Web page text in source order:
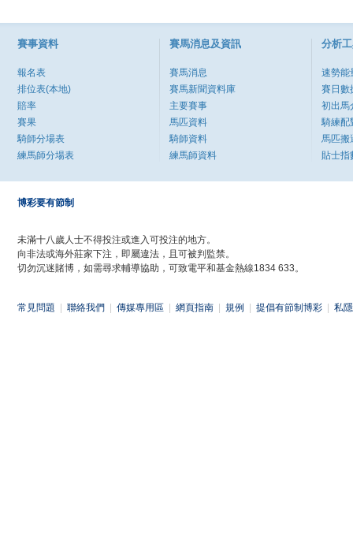
賽事資料
報名表
排位表(本地)
賠率
賽果
騎師分場表
練馬師分場表
賽馬消息及資訊
賽馬消息
賽馬新聞資料庫
主要賽事
馬匹資料
騎師資料
練馬師資料
分析
速勢能
賽日數
初出馬
騎練配
馬匹搬
貼士指
博彩要有節制
未滿十八歲人士不得投注或進入可投注的地方。
向非法或海外莊家下注，即屬違法，且可被判監禁。
切勿沉迷賭博，如需尋求輔導協助，可致電平和基金熱線1834 633。
常見問題 聯絡我們 傳媒專用區 網頁指南 規例 提倡有節制博彩 私